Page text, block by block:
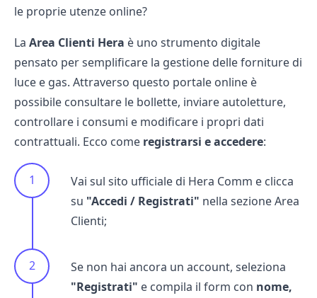
le proprie utenze online?
La Area Clienti Hera è uno strumento digitale
pensato per semplificare la gestione delle forniture di
luce e gas. Attraverso questo portale online è
possibile consultare le bollette, inviare autoletture,
controllare i consumi e modificare i propri dati
contrattuali. Ecco come registrarsi e accedere:
Vai sul sito ufficiale di Hera Comm e clicca
su "Accedi / Registrati" nella sezione Area
Clienti;
Se non hai ancora un account, seleziona
"Registrati" e compila il form con nome,